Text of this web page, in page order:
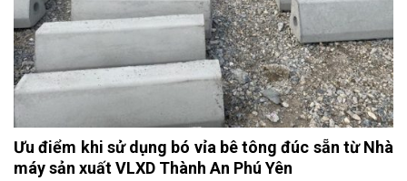
Ưu điểm khi sử dụng bó vỉa bê tông đúc sẵn từ Nhà
máy sản xuất VLXD Thành An Phú Yên